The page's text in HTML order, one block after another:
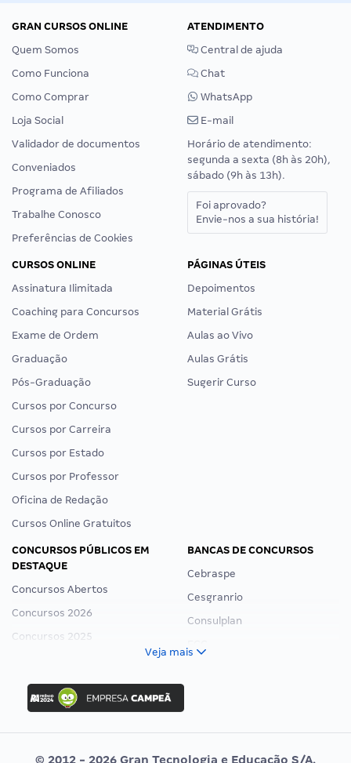
GRAN CURSOS ONLINE
Quem Somos
Como Funciona
Como Comprar
Loja Social
Validador de documentos
Conveniados
Programa de Afiliados
Trabalhe Conosco
Preferências de Cookies
ATENDIMENTO
Central de ajuda
Chat
WhatsApp
E-mail
Horário de atendimento:
segunda a sexta (8h às 20h),
sábado (9h às 13h).
Foi aprovado?
Envie-nos a sua história!
CURSOS ONLINE
Assinatura Ilimitada
Coaching para Concursos
Exame de Ordem
Graduação
Pós-Graduação
Cursos por Concurso
Cursos por Carreira
Cursos por Estado
Cursos por Professor
Oficina de Redação
Cursos Online Gratuitos
PÁGINAS ÚTEIS
Depoimentos
Material Grátis
Aulas ao Vivo
Aulas Grátis
Sugerir Curso
CONCURSOS PÚBLICOS EM
DESTAQUE
Concursos Abertos
Concursos 2026
Concursos 2025
Concurso Ibama
Concurso MPU
Editais publicados
BANCAS DE CONCURSOS
Cebraspe
Cesgranrio
Consulplan
Veja mais
© 2012 - 2026 Gran Tecnologia e Educação S/A.